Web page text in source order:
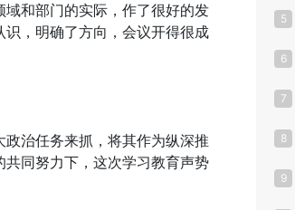
和部门的实际，作了很好的发
，明确了方向，会议开得很成
治任务来抓，将其作为纵深推
同努力下，这次学习教育声势
5
6
7
8
9